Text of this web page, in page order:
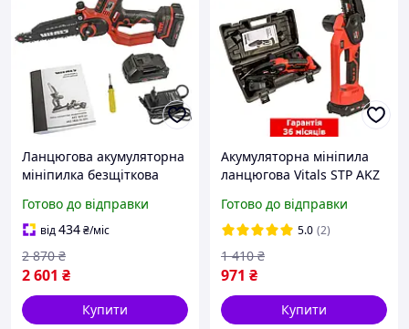
Ланцюгова акумуляторна
мініпилка безщіткова
(2 акб 2 А·год, 20 см, 1/4")
для гілок
Готово до відправки
від434₴/міс
2 601 ₴
2 870 ₴
Купити
Акумуляторна мініпила
ланцюгова Vitals STP AKZ
18 В, 10 см, 1/4", 3.6 м/с)
для дров гілок
Готово до відправки
5.0 (2)
971 ₴
1 410 ₴
Купити